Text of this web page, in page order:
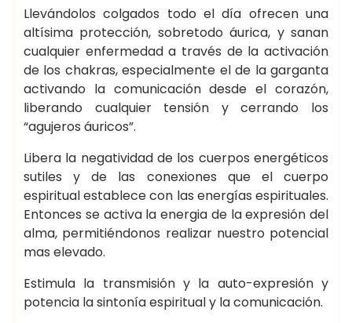
Llevándolos colgados todo el día ofrecen una
altísima protección, sobretodo áurica, y sanan
cualquier enfermedad a través de la activación
de los chakras, especialmente el de la garganta
activando la comunicación desde el corazón,
liberando cualquier tensión y cerrando los
“agujeros áuricos”.
Libera la negatividad de los cuerpos energéticos
sutiles y de las conexiones que el cuerpo
espiritual establece con las energías espirituales.
Entonces se activa la energia de la expresión del
alma, permitiéndonos realizar nuestro potencial
mas elevado.
Estimula la transmisión y la auto-expresión y
potencia la sintonía espiritual y la comunicación.